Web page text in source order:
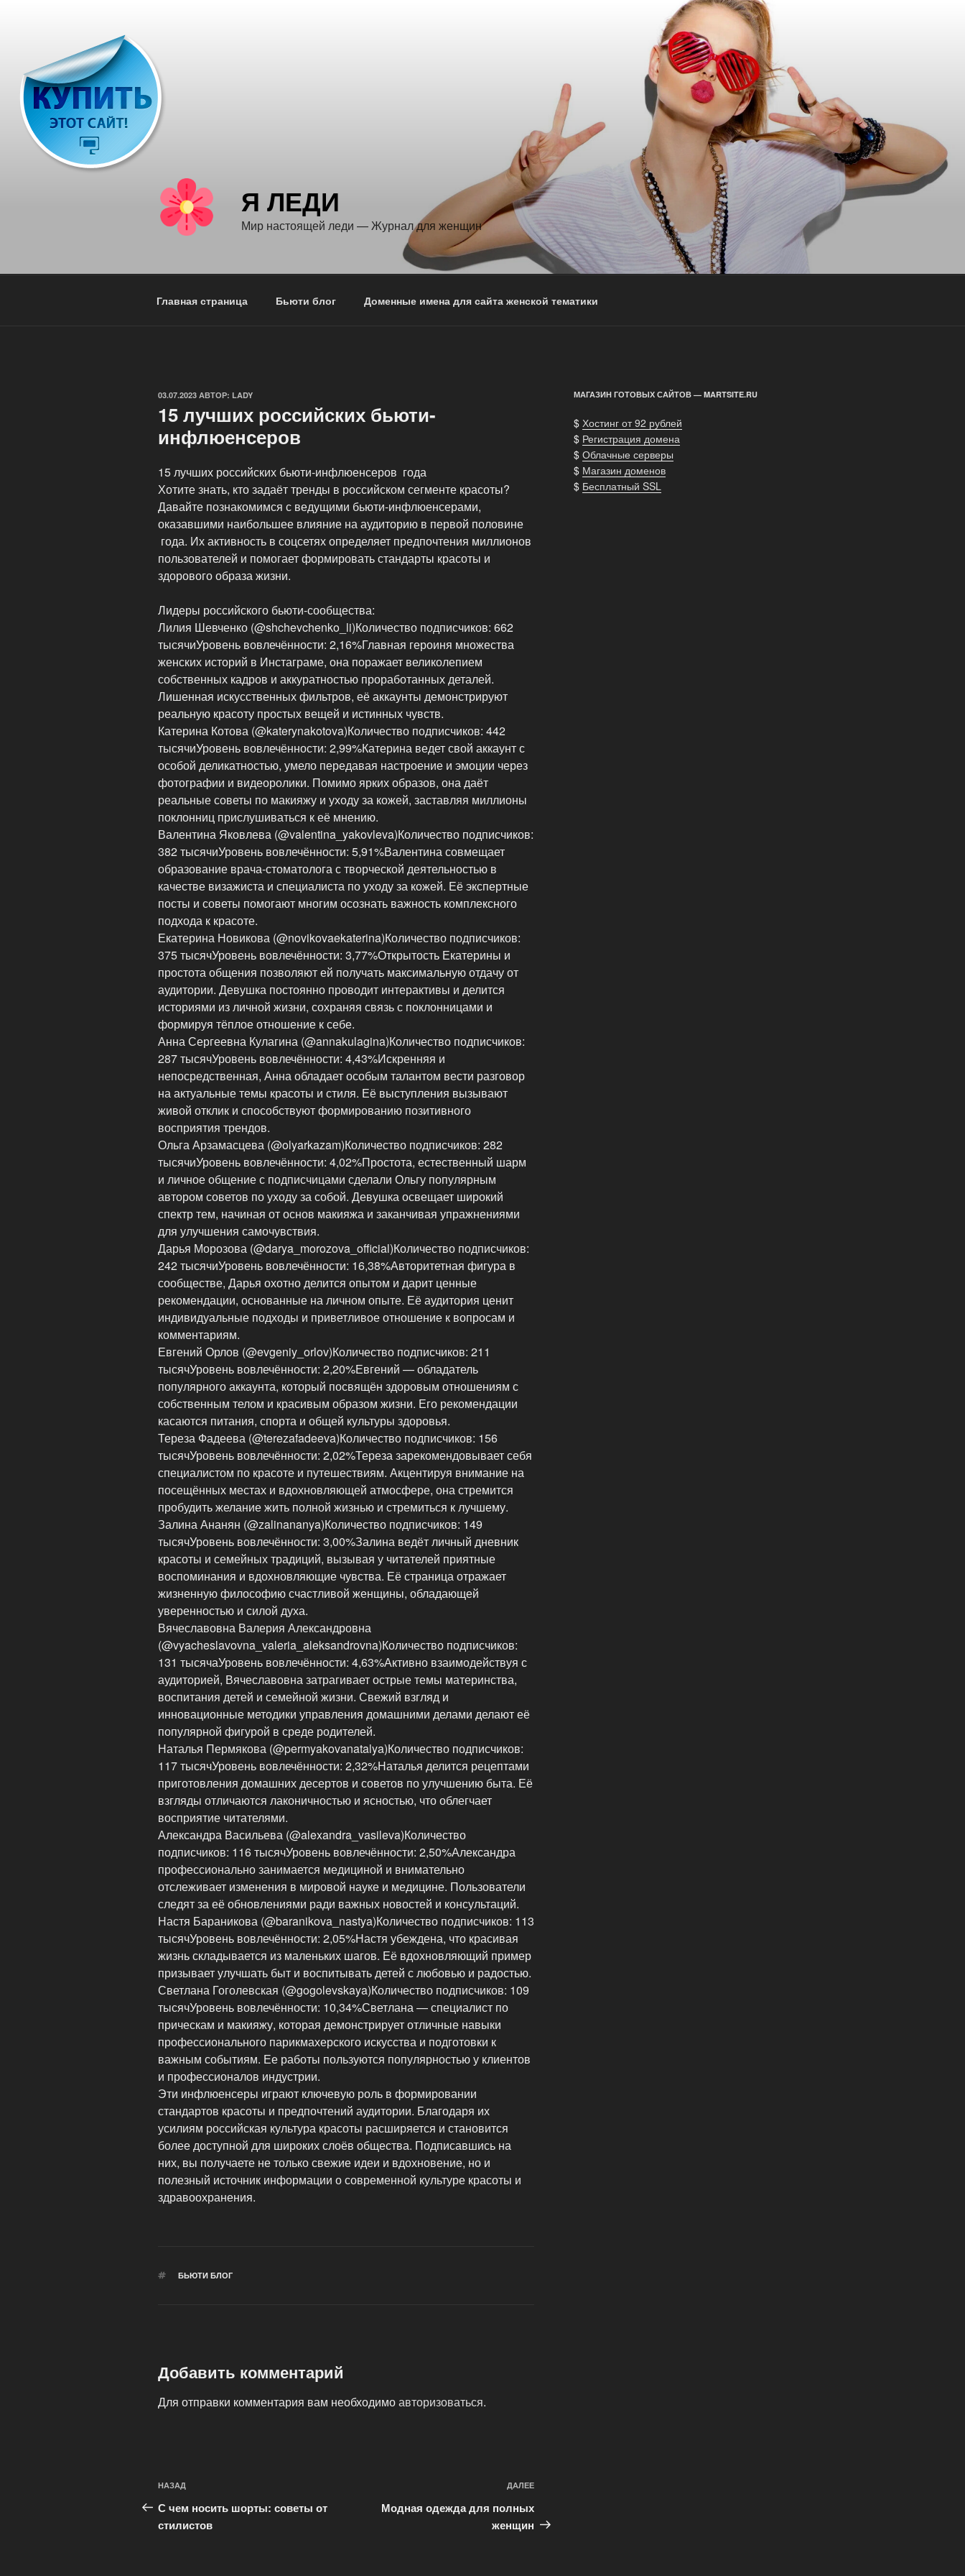
Я ЛЕДИ
Мир настоящей леди — Журнал для женщин
Главная страница Бьюти блог Доменные имена для сайта женской тематики
ОПУБЛИКОВАНО
03.07.2023 АВТОР: LADY
15 лучших российских бьюти-
инфлюенсеров
15 лучших российских бьюти-инфлюенсеров года
Хотите знать, кто задаёт тренды в российском сегменте красоты?
Давайте познакомимся с ведущими бьюти-инфлюенсерами,
оказавшими наибольшее влияние на аудиторию в первой половине
года. Их активность в соцсетях определяет предпочтения миллионов
пользователей и помогает формировать стандарты красоты и
здорового образа жизни.
Лидеры российского бьюти-сообщества:
Лилия Шевченко (@shchevchenko_li)Количество подписчиков: 662
тысячиУровень вовлечённости: 2,16%Главная героиня множества
женских историй в Инстаграме, она поражает великолепием
собственных кадров и аккуратностью проработанных деталей.
Лишенная искусственных фильтров, её аккаунты демонстрируют
реальную красоту простых вещей и истинных чувств.
Катерина Котова (@katerynakotova)Количество подписчиков: 442
тысячиУровень вовлечённости: 2,99%Катерина ведет свой аккаунт с
особой деликатностью, умело передавая настроение и эмоции через
фотографии и видеоролики. Помимо ярких образов, она даёт
реальные советы по макияжу и уходу за кожей, заставляя миллионы
поклонниц прислушиваться к её мнению.
Валентина Яковлева (@valentina_yakovleva)Количество подписчиков:
382 тысячиУровень вовлечённости: 5,91%Валентина совмещает
образование врача-стоматолога с творческой деятельностью в
качестве визажиста и специалиста по уходу за кожей. Её экспертные
посты и советы помогают многим осознать важность комплексного
подхода к красоте.
Екатерина Новикова (@novikovaekaterina)Количество подписчиков:
375 тысячУровень вовлечённости: 3,77%Открытость Екатерины и
простота общения позволяют ей получать максимальную отдачу от
аудитории. Девушка постоянно проводит интерактивы и делится
историями из личной жизни, сохраняя связь с поклонницами и
формируя тёплое отношение к себе.
Анна Сергеевна Кулагина (@annakulagina)Количество подписчиков:
287 тысячУровень вовлечённости: 4,43%Искренняя и
непосредственная, Анна обладает особым талантом вести разговор
на актуальные темы красоты и стиля. Её выступления вызывают
живой отклик и способствуют формированию позитивного
восприятия трендов.
Ольга Арзамасцева (@olyarkazam)Количество подписчиков: 282
тысячиУровень вовлечённости: 4,02%Простота, естественный шарм
и личное общение с подписчицами сделали Ольгу популярным
автором советов по уходу за собой. Девушка освещает широкий
спектр тем, начиная от основ макияжа и заканчивая упражнениями
для улучшения самочувствия.
Дарья Морозова (@darya_morozova_official)Количество подписчиков:
242 тысячиУровень вовлечённости: 16,38%Авторитетная фигура в
сообществе, Дарья охотно делится опытом и дарит ценные
рекомендации, основанные на личном опыте. Её аудитория ценит
индивидуальные подходы и приветливое отношение к вопросам и
комментариям.
Евгений Орлов (@evgeniy_orlov)Количество подписчиков: 211
тысячУровень вовлечённости: 2,20%Евгений — обладатель
популярного аккаунта, который посвящён здоровым отношениям с
собственным телом и красивым образом жизни. Его рекомендации
касаются питания, спорта и общей культуры здоровья.
Тереза Фадеева (@terezafadeeva)Количество подписчиков: 156
тысячУровень вовлечённости: 2,02%Тереза зарекомендовывает себя
специалистом по красоте и путешествиям. Акцентируя внимание на
посещённых местах и вдохновляющей атмосфере, она стремится
пробудить желание жить полной жизнью и стремиться к лучшему.
Залина Ананян (@zalinananya)Количество подписчиков: 149
тысячУровень вовлечённости: 3,00%Залина ведёт личный дневник
красоты и семейных традиций, вызывая у читателей приятные
воспоминания и вдохновляющие чувства. Её страница отражает
жизненную философию счастливой женщины, обладающей
уверенностью и силой духа.
Вячеславовна Валерия Александровна
(@vyacheslavovna_valeria_aleksandrovna)Количество подписчиков:
131 тысячаУровень вовлечённости: 4,63%Активно взаимодействуя с
аудиторией, Вячеславовна затрагивает острые темы материнства,
воспитания детей и семейной жизни. Свежий взгляд и
инновационные методики управления домашними делами делают её
популярной фигурой в среде родителей.
Наталья Пермякова (@permyakovanatalya)Количество подписчиков:
117 тысячУровень вовлечённости: 2,32%Наталья делится рецептами
приготовления домашних десертов и советов по улучшению быта. Её
взгляды отличаются лаконичностью и ясностью, что облегчает
восприятие читателями.
Александра Васильева (@alexandra_vasileva)Количество
подписчиков: 116 тысячУровень вовлечённости: 2,50%Александра
профессионально занимается медициной и внимательно
отслеживает изменения в мировой науке и медицине. Пользователи
следят за её обновлениями ради важных новостей и консультаций.
Настя Бараникова (@baranikova_nastya)Количество подписчиков: 113
тысячУровень вовлечённости: 2,05%Настя убеждена, что красивая
жизнь складывается из маленьких шагов. Её вдохновляющий пример
призывает улучшать быт и воспитывать детей с любовью и радостью.
Светлана Гоголевская (@gogolevskaya)Количество подписчиков: 109
тысячУровень вовлечённости: 10,34%Светлана — специалист по
прическам и макияжу, которая демонстрирует отличные навыки
профессионального парикмахерского искусства и подготовки к
важным событиям. Ее работы пользуются популярностью у клиентов
и профессионалов индустрии.
Эти инфлюенсеры играют ключевую роль в формировании
стандартов красоты и предпочтений аудитории. Благодаря их
усилиям российская культура красоты расширяется и становится
более доступной для широких слоёв общества. Подписавшись на
них, вы получаете не только свежие идеи и вдохновение, но и
полезный источник информации о современной культуре красоты и
здравоохранения.
МЕТКИ
БЬЮТИ БЛОГ
Добавить комментарий
Для отправки комментария вам необходимоавторизоваться.
Навигация
по
записям
Предыдущая
запись:
НАЗАД
С чем носить шорты: советы от
стилистов
ДАЛЕЕ
Модная одежда для полных
женщин
МАГАЗИН ГОТОВЫХ САЙТОВ — MARTSITE.RU
$ Хостинг от 92 рублей
$ Регистрация домена
$ Облачные серверы
$ Магазин доменов
$ Бесплатный SSL